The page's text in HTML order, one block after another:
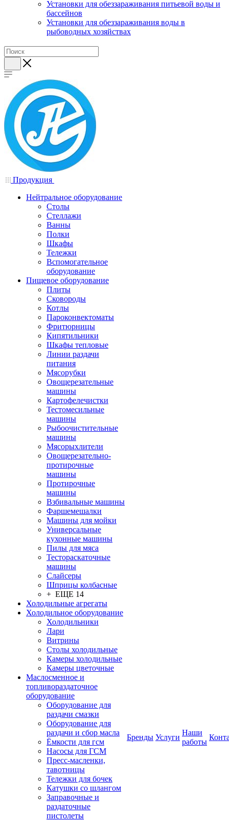
Установки для обеззараживания питьевой воды и
бассейнов
Установки для обеззараживания воды в
рыбоводных хозяйствах
Продукция
Нейтральное оборудование
Столы
Стеллажи
Ванны
Полки
Шкафы
Тележки
Вспомогательное
оборудование
Пищевое оборудование
Плиты
Сковороды
Котлы
Пароконвектоматы
Фритюрницы
Кипятильники
Шкафы тепловые
Линии раздачи
питания
Мясорубки
Овощерезательные
машины
Картофелечистки
Тестомесильные
машины
Рыбоочистительные
машины
Мясорыхлители
Овощерезательно-
протирочные
машины
Протирочные
машины
Взбивальные машины
Фаршемешалки
Машины для мойки
Универсальные
кухонные машины
Пилы для мяса
Тестораскаточные
машины
Слайсеры
Шприцы колбасные
+ ЕЩЕ 14
Холодильные агрегаты
Холодильное оборудование
Холодильники
Лари
Витрины
Столы холодильные
Камеры холодильные
Камеры цветочные
Маслосменное и
топливораздаточное
оборудование
Оборудование для
раздачи смазки
Оборудование для
раздачи и сбор масла
Ёмкости для гсм
Насосы для ГСМ
Пресс-масленки,
тавотницы
Тележки для бочек
Катушки со шлангом
Заправочные и
раздаточные
пистолеты
Бренды Услуги
Наши
работы